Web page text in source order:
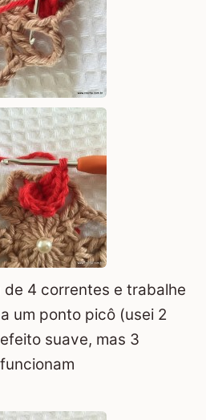
de 4 correntes e trabalhe
um ponto picô (usei 2
suave, mas 3